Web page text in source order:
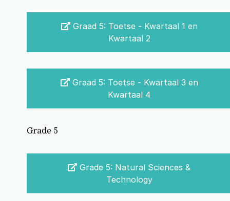
Graad 5: Toetse - Kwartaal 1 en
Kwartaal 2
Graad 5: Toetse - Kwartaal 3 en
Kwartaal 4
Grade 5
Grade 5: Natural Sciences &
Technology